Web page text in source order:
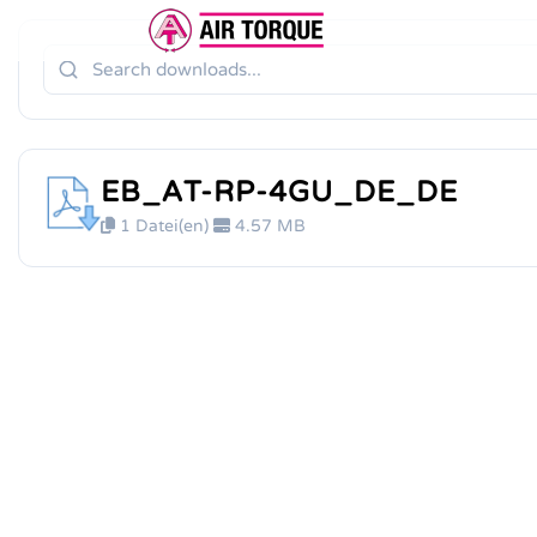
DOKUMENTATION
ERWEITERUNGEN
DOKUMENTATION
ER
EB_AT-RP-4GU_DE_DE
1 Datei(en) 4.57 MB